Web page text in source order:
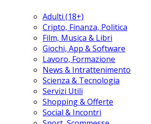
Adulti (18+)
Cripto, Finanza, Politica
Film, Musica & Libri
Giochi, App & Software
Lavoro, Formazione
News & Intrattenimento
Scienza & Tecnologia
Servizi Utili
Shopping & Offerte
Social & Incontri